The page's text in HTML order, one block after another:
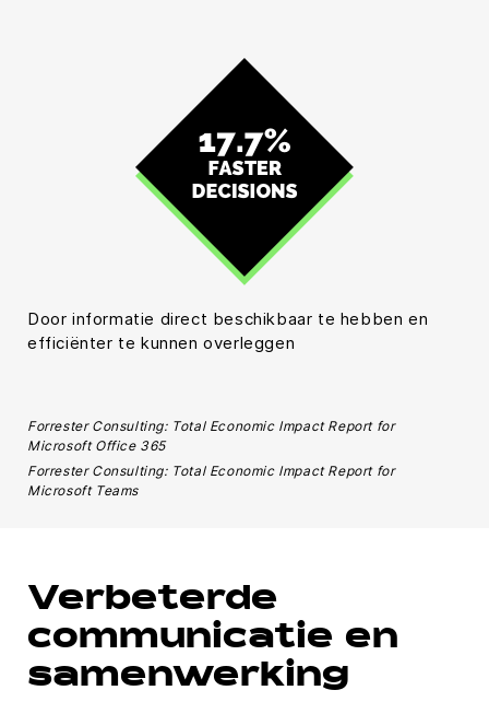
Door informatie direct beschikbaar te hebben en
efficiënter te kunnen overleggen
Forrester Consulting: Total Economic Impact Report for
Microsoft Office 365
Forrester Consulting: Total Economic Impact Report for
Microsoft Teams
Verbeterde
communicatie en
samenwerking